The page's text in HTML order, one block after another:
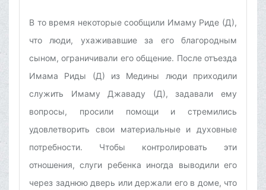
В то время некоторые сообщили Имаму Риде (Д),
что люди, ухаживавшие за его благородным
сыном, ограничивали его общение. После отъезда
Имама Риды (Д) из Медины люди приходили
служить Имаму Джаваду (Д), задавали ему
вопросы, просили помощи и стремились
удовлетворить свои материальные и духовные
потребности. Чтобы контролировать эти
отношения, слуги ребенка иногда выводили его
через заднюю дверь или держали его в доме, что